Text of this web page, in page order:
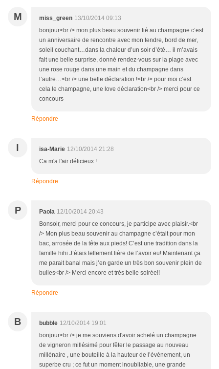
M miss_green 13/10/2014 09:13
bonjour<br /> mon plus beau souvenir lié au champagne c’est
un anniversaire de rencontre avec mon tendre, bord de mer,
soleil couchant…dans la chaleur d’un soir d’été… il m’avais
fait une belle surprise, donné rendez-vous sur la plage avec
une rose rouge dans une main et du champagne dans
l’autre…<br /> une belle déclaration !<br /> pour moi c’est
cela le champagne, une love déclaration<br /> merci pour ce
concours
Répondre
I isa-Marie 12/10/2014 21:28
Ca m'a l'air délicieux !
Répondre
P Paola 12/10/2014 20:43
Bonsoir, merci pour ce concours, je participe avec plaisir.<br
/> Mon plus beau souvenir au champagne c’était pour mon
bac, arrosée de la tête aux pieds! C’est une tradition dans la
famille hihi J’étais tellement fière de l’avoir eu! Maintenant ça
me parait banal mais j’en garde un très bon souvenir plein de
bulles<br /> Merci encore et très belle soirée!!
Répondre
B bubble 12/10/2014 19:01
bonjour<br /> je me souviens d'avoir acheté un champagne
de vigneron millésimé pour fêter le passage au nouveau
millénaire , une bouteille à la hauteur de l’événement, un
superbe cru ; ce fut un moment inoubliable, une grande